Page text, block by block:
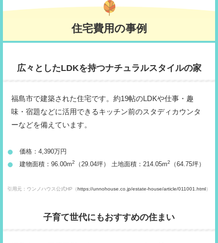
住宅費用の事例
広々としたLDKを持つナチュラルスタイルの家
福島市で建築された住宅です。約19帖のLDKや仕事・趣
味・宿題などに活用できるキッチン前のスタディカウンタ
ーなどを備えています。
価格：4,390万円
建物面積：96.00m2 （29.04坪） 土地面積：214.05m2 （64.75坪）
引用元：ウンノハウス公式HP（https://unnohouse.co.jp/estate-house/article/011001.html）
子育て世代にもおすすめの住まい